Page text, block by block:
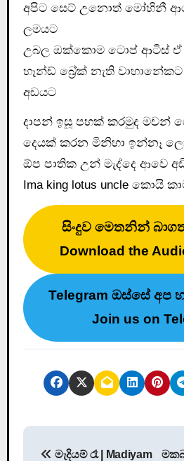
අපිට සෙට් උනොත් මෝහිනී
ලමයට
උබල ඔක්කොම ටොප් ආටිස් ඒ
හෑන්ඩ් බ්‍රේක් නැති
අඩයට
දාපන් ඉසූ පහක් කරමුද මචන්
දෙයක් කරන මිනිහා ඉන්නෑ
ඕප පාතික උන් මැද්දෙ ආවෙ
Ima king lotus uncle කොයි
සිංදුව මෙතනින්
Download the
Telegram ඔස්සේ අප
Join us on
මැදියම් රෑ | Madiyam